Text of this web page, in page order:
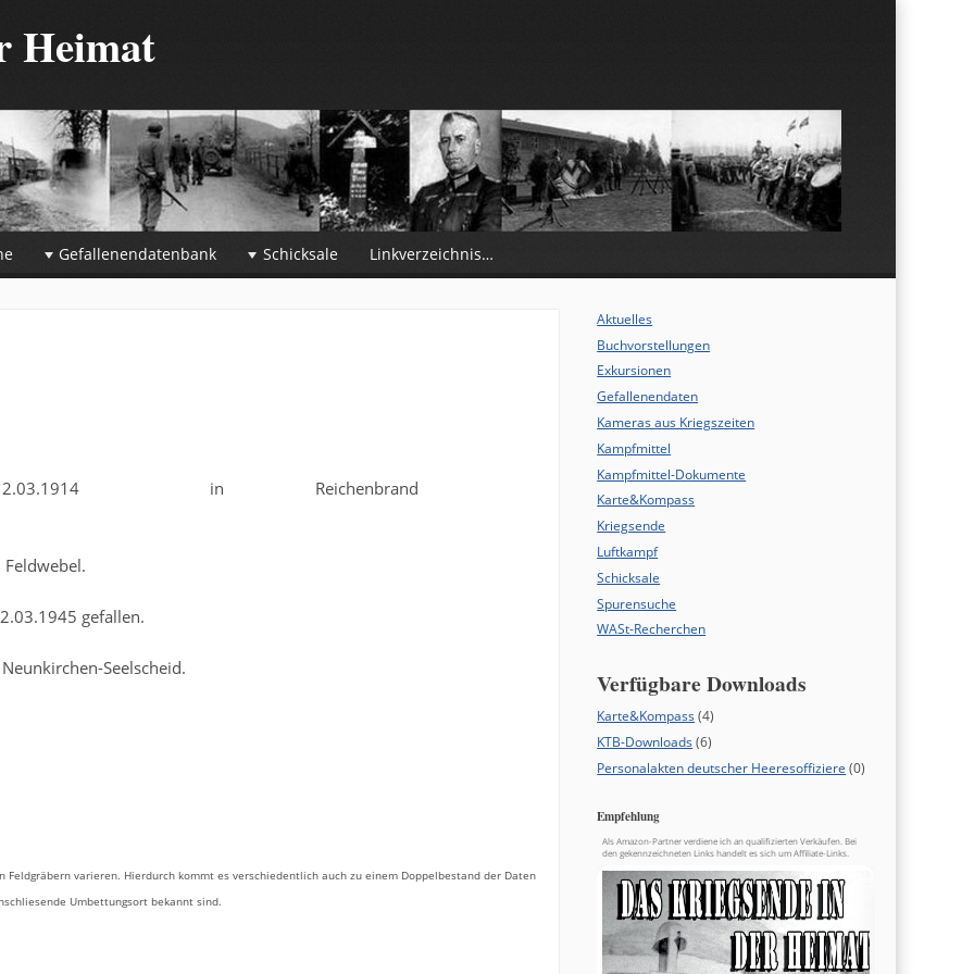
Heimat
Gefallenendatenbank Schicksale Linkverzeichnis…
in Reichenbrand
Seelscheid.
varieren. Hierdurch kommt es verschiedentlich auch zu einem Doppelbestand der Daten
Umbettungsort bekannt sind.
Aktuelles
Buchvorstellungen
Exkursionen
Gefallenendaten
Kameras aus Kriegszeiten
Kampfmittel
Kampfmittel-Dokumente
Karte&Kompass
Kriegsende
Luftkampf
Schicksale
Spurensuche
WASt-Recherchen
Verfügbare Downloads
Karte&Kompass (4)
KTB-Downloads (6)
Personalakten deutscher Heeresoffiziere (0)
Empfehlung
Als Amazon-Partner verdiene ich an qualifizierten Verkäufen. Bei
den gekennzeichneten Links handelt es sich um Affiliate-Links.